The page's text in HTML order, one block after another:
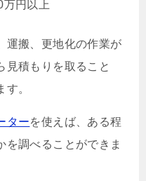
万円以上
運搬、更地化の作業が
見積もりを取ること
。
ターを使えば、ある程
を調べることができま